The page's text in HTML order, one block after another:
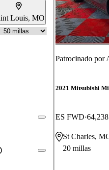
Louis, MO
Patrocinado por
2021 Mitsubishi
ES FWD
St Charles,
20 millas